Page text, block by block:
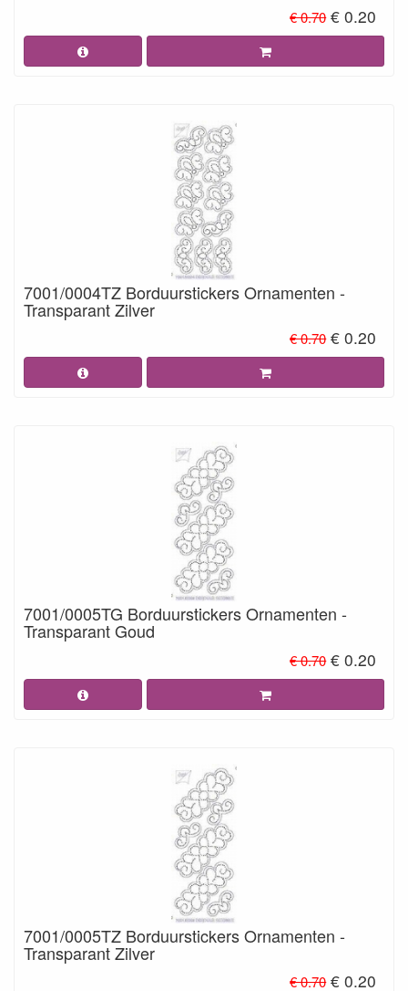
€ 0.70 € 0.20
7001/0004TZ Borduurstickers Ornamenten -
Transparant Zilver
€ 0.70 € 0.20
7001/0005TG Borduurstickers Ornamenten -
Transparant Goud
€ 0.70 € 0.20
7001/0005TZ Borduurstickers Ornamenten -
Transparant Zilver
€ 0.70 € 0.20